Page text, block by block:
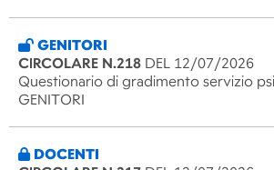
GENITORI
CIRCOLARE N.218 DEL 12/07/2026
Questionario di gradimento servizio
GENITORI
DOCENTI